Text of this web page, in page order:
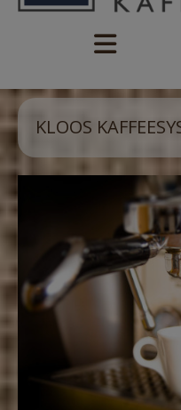
KLOOS